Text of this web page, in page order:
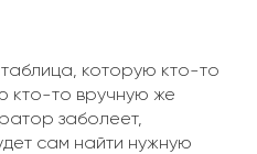
которую кто-то
кто-то вручную же
заболеет,
сам найти нужную